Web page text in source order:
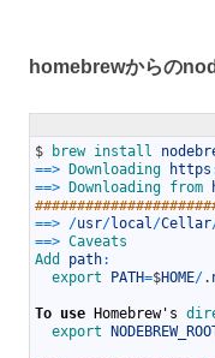
homebrewからの
$ brew install
==> Downloading https
==> Downloading from
==> /usr/local/Cellar
==> Caveats
Add path:
export
PATH=$HOME/.
To use Homebrew' s
export